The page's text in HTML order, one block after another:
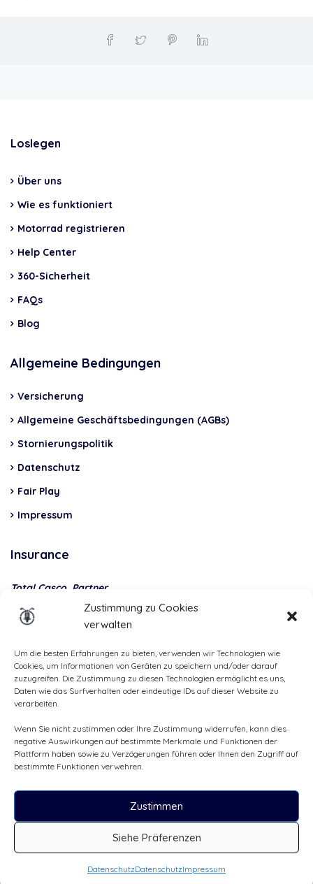
Zustimmung zu Cookies
verwalten
Um die besten Erfahrungen zu bieten, verwenden wir Technologien wie
Cookies, um Informationen von Geräten zu speichern und/oder darauf
zuzugreifen. Die Zustimmung zu diesen Technologien ermöglicht es uns,
Daten wie das Surfverhalten oder eindeutige IDs auf dieser Website zu
verarbeiten.
Wenn Sie nicht zustimmen oder Ihre Zustimmung widerrufen, kann dies
negative Auswirkungen auf bestimmte Merkmale und Funktionen der
Plattform haben sowie zu Verzögerungen führen oder Ihnen den Zugriff auf
bestimmte Funktionen verwehren.
Zustimmen
Siehe Präferenzen
DatenschutzDatenschutzImpressum
CHF80
Loslegen
Über uns
Wie es funktioniert
Motorrad registrieren
Help Center
360-Sicherheit
FAQs
Blog
Allgemeine Bedingungen
Versicherung
Allgemeine Geschäftsbedingungen (AGBs)
Stornierungspolitik
Datenschutz
Fair Play
Impressum
Insurance
Total Casco, Partner
payment
Alle Rechte vorbehalten, ©Cruizador 2026